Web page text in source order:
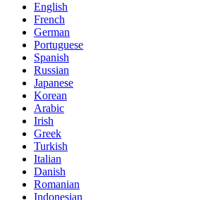
English
French
German
Portuguese
Spanish
Russian
Japanese
Korean
Arabic
Irish
Greek
Turkish
Italian
Danish
Romanian
Indonesian